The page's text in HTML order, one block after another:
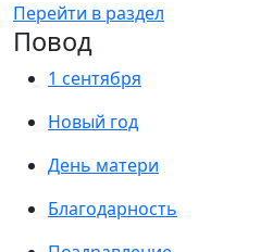
Перейти в раздел
Повод
1 сентября
Новый год
День матери
Благодарность